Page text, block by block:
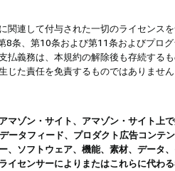
関連して付与された一切のライセンス
8条、第10条および第11条およびプロ
払義務は、本規約の解除後も存続する
じた責任を免責するものではありませ
マゾン・サイト、アマゾン・サイト上
タフィード、プロダクト広告コンテ
、ソフトウェア、機能、素材、データ
イセンサーによりまたはこれらに代わ